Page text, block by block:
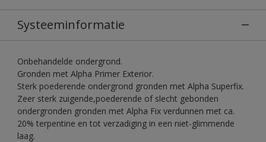
Systeeminformatie
Onbehandelde ondergrond.
Gronden met Alpha Primer Exterior.
Sterk poederende ondergrond gronden met Alpha Superfix.
Zeer sterk zuigende,poederende of slecht gebonden
ondergronden gronden met Alpha Fix verdunnen met ca.
20% terpentine en tot verzadiging in een niet-glimmende
laag.